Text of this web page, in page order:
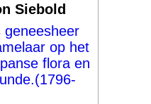
Siebold
geneesheer
op het
flora en